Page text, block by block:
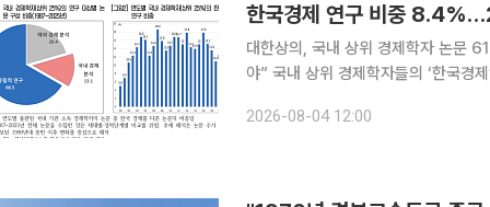
한국경제 연구 비중
대한상의, 국내 상위 경제학자 논문
야” 국내 상위 경제학자들의 ‘한국경제’ 연구 비중이 급감한 것으로 나타났다. 국내 실증 연구를 통
주장이 나온다. 대한상공회
2026-08-04 12:00